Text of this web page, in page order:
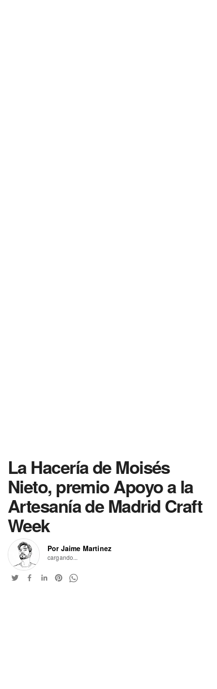
La Hacería de Moisés
Nieto, premio Apoyo a la
Artesanía de Madrid Craft
Week
Por Jaime Martinez
cargando...